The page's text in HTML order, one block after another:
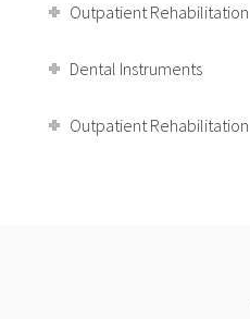
Outpatient Rehabilitation
Dental Instruments
Outpatient Rehabilitation